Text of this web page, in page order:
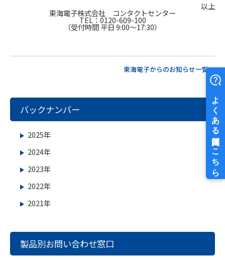
以上
東海電子株式会社 コンタクトセンター
TEL：0120-609-100
（受付時間 平日 9:00～17:30）
東海電子からのお知らせ一覧へ
バックナンバー
2025年
2024年
2023年
2022年
2021年
製品別お問い合わせ窓口